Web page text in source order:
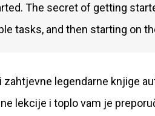
The secret of getting
tasks, and then starting on
legendarne knjige
lekcije i toplo vam je